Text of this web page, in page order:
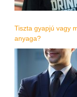
Tiszta gyapjú vagy
anyaga?